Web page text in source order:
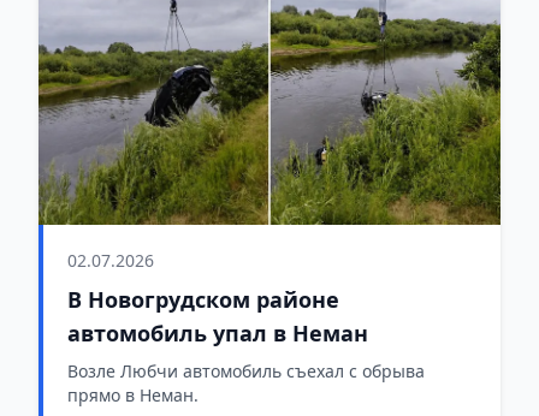
02.07.2026
В Новогрудском районе
автомобиль упал в Неман
Возле Любчи автомобиль съехал с обрыва
прямо в Неман.